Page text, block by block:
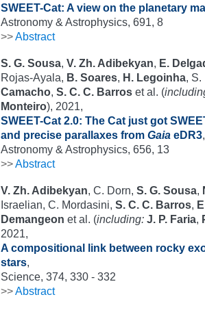
SWEET-Cat: A view on the planetary
Astronomy & Astrophysics, 691, 8
>>Abstract
S. G. Sousa, V. Zh. Adibekyan, E.
Rojas-Ayala, B. Soares, H. Legoinha,
Camacho, S. C. C. Barros et al. (
Monteiro), 2021,
SWEET-Cat 2.0: The Cat just got
and precise parallaxes from Gaia eDR3,
Astronomy & Astrophysics, 656, 13
>>Abstract
V. Zh. Adibekyan, C. Dorn, S. G. Sousa,
Israelian, C. Mordasini, S. C. C. Barros,
Demangeon et al. (including: J. P. Faria,
2021,
A compositional link between rocky
stars,
Science, 374, 330 - 332
>>Abstract